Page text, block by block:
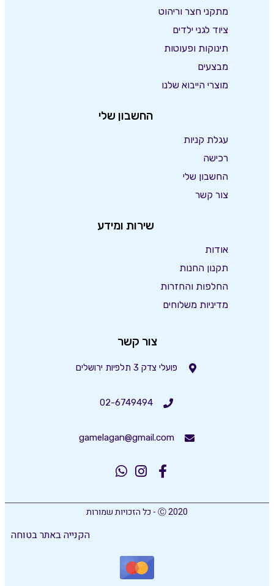
מתקני חצר וריהוט
ציוד לגני ילדים
תינוקות ופעוטות
מבצעים
מוצרי הייבוא שלנו
החשבון שלי
עגלת קניות
רכישה
החשבון שלי
צור קשר
שירות ומידע
אודות
תקנון החנות
החלפות והחזרות
מדיניות משלוחים
צור קשר
פועלי צדק 3 תלפיות ירושלים
02-6749494
gamelagan@gmail.com
Ⓒ 2020 - כל הזכויות שמורות
הקנייה באתר בטוחה